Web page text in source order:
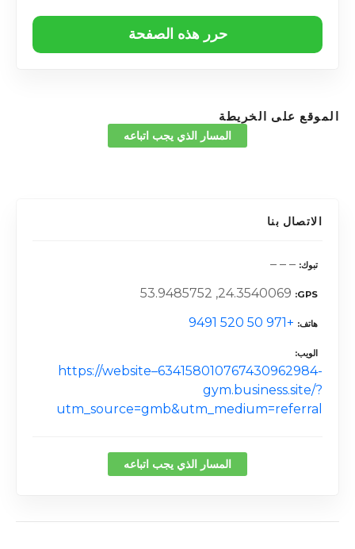
حرر هذه الصفحة
الموقع على الخريطة
المسار الذي يجب اتباعه
الاتصال بنا
تبوك – – –
GPS
24.3540069, 53.9485752
هاتف +971 50 520 9491
الويب
https://website–634158010767430962984-
gym.business.site/?
utm_source=gmb&utm_medium=referral
المسار الذي يجب اتباعه